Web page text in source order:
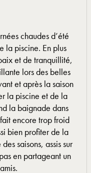
chaudes d’été
la piscine. En plus
et de tranquillité,
lors des belles
et après la saison
la piscine et de la
la baignade dans
encore trop froid
bien profiter de la
saisons, assis sur
en partageant un